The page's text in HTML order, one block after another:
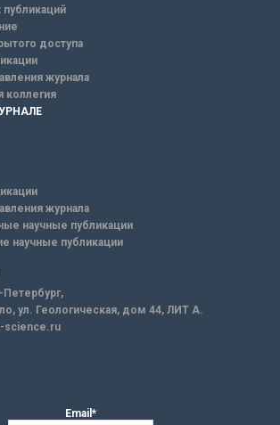
публикаций
доступа
журнала
коллегия
журнала
научные публикации
научные публикации
Петербург,
ул. Геологическая, дом 44, ЛИТ А.
science.ru
Email*